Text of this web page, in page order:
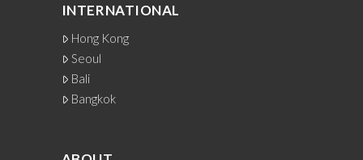
INTERNATIONAL
Hong Kong
Seoul
Bali
Bangkok